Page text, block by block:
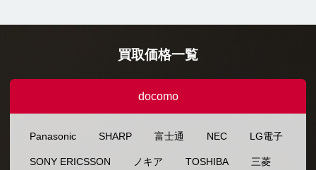
買取価格一覧
docomo
Panasonic SHARP 富士通 NEC LG電子
SONY ERICSSON ノキア TOSHIBA 三菱